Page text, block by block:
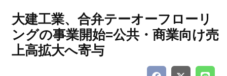
大建工業、合弁テーオーフローリ
ングの事業開始=公共・商業向け売
上高拡大へ寄与